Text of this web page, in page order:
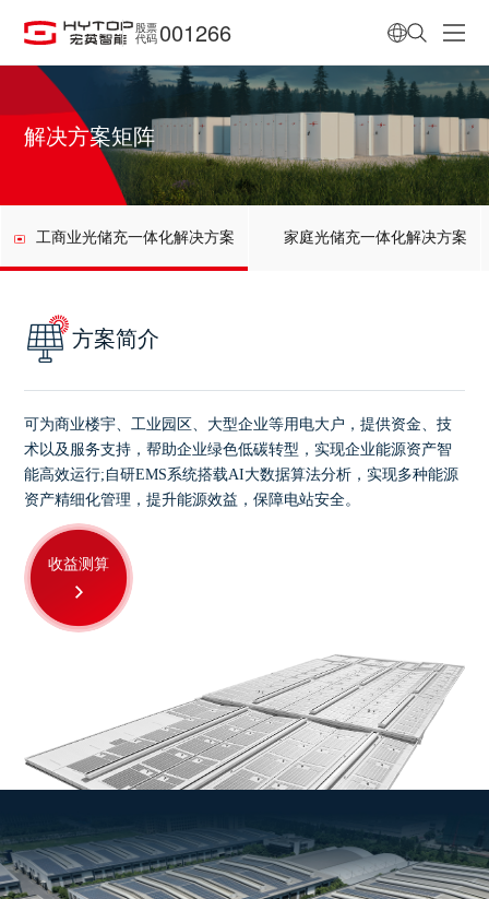
股票
代码 001266
解决方案矩阵
工商业光储充一体化解决方案 家庭光储充一体化解决方案
方案简介
可为商业楼宇、工业园区、大型企业等用电大户，提供资金、技
术以及服务支持，帮助企业绿色低碳转型，实现企业能源资产智
能高效运行;自研EMS系统搭载AI大数据算法分析，实现多种能源
资产精细化管理，提升能源效益，保障电站安全。
收益测算